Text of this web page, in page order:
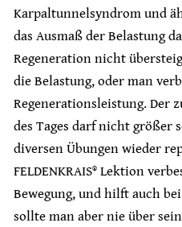
Karpaltunnelsyndrom und
das Ausmaß der Belastung
Regeneration nicht
die Belastung, oder man
Regenerationsleistung. Der
des Tages darf nicht größer
diversen Übungen wieder
FELDENKRAIS® Lektion
Bewegung, und hilft auch
sollte man aber nie über